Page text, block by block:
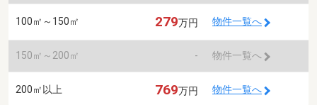
100㎡～150㎡ 279万円 物件一覧へ
150㎡～200㎡ - 物件一覧へ
200㎡以上 769万円 物件一覧へ